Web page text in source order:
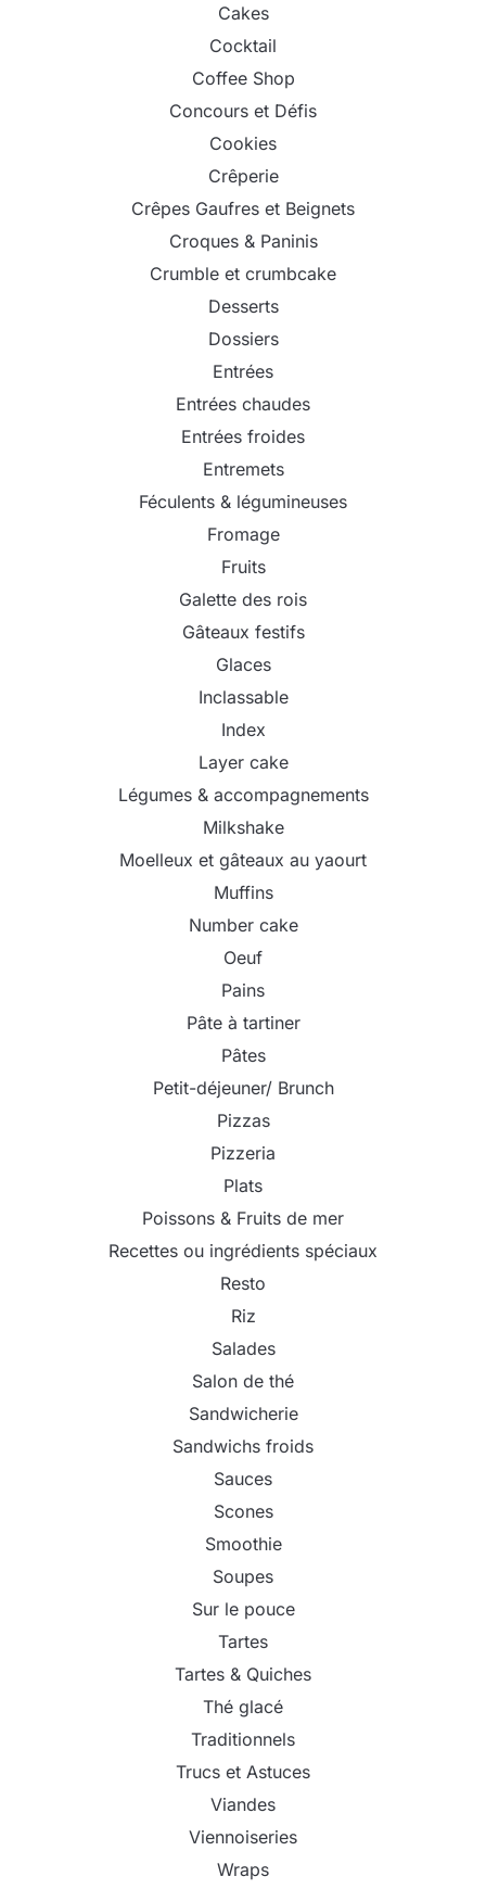
Cakes
Cocktail
Coffee Shop
Concours et Défis
Cookies
Crêperie
Crêpes Gaufres et Beignets
Croques & Paninis
Crumble et crumbcake
Desserts
Dossiers
Entrées
Entrées chaudes
Entrées froides
Entremets
Féculents & légumineuses
Fromage
Fruits
Galette des rois
Gâteaux festifs
Glaces
Inclassable
Index
Layer cake
Légumes & accompagnements
Milkshake
Moelleux et gâteaux au yaourt
Muffins
Number cake
Oeuf
Pains
Pâte à tartiner
Pâtes
Petit-déjeuner/ Brunch
Pizzas
Pizzeria
Plats
Poissons & Fruits de mer
Recettes ou ingrédients spéciaux
Resto
Riz
Salades
Salon de thé
Sandwicherie
Sandwichs froids
Sauces
Scones
Smoothie
Soupes
Sur le pouce
Tartes
Tartes & Quiches
Thé glacé
Traditionnels
Trucs et Astuces
Viandes
Viennoiseries
Wraps